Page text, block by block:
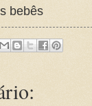
bebês